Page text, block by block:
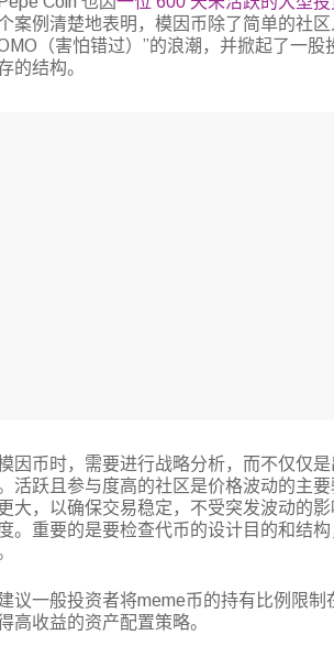
案例清楚地表明，模因币除了简单的社
（害怕错过）”的浪潮，并掀起了一
的结构。
因币时，需要进行战略分析，而不仅仅
活跃且参与度高的社区是价格波动的主
大，以确保交易稳定，不受突发波动的
。重要的是要检查代币的设计目的和结
议一般投资者将meme币的持有比例限
高收益的资产配置策略。